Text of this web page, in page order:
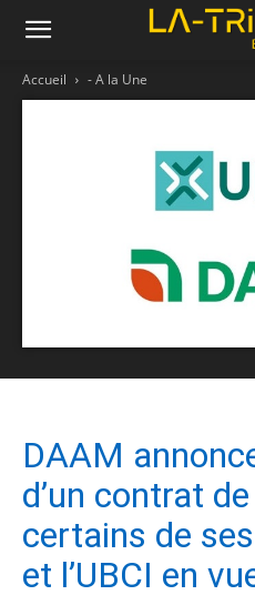
Accueil - A la Une
DAAM
d’un contrat
certains de
et l’UBCI en